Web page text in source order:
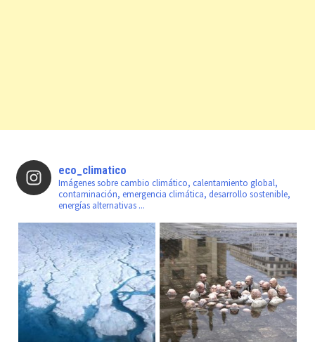
eco_climatico
Imágenes sobre cambio climático, calentamiento global,
contaminación, emergencia climática, desarrollo sostenible,
energías alternativas ...